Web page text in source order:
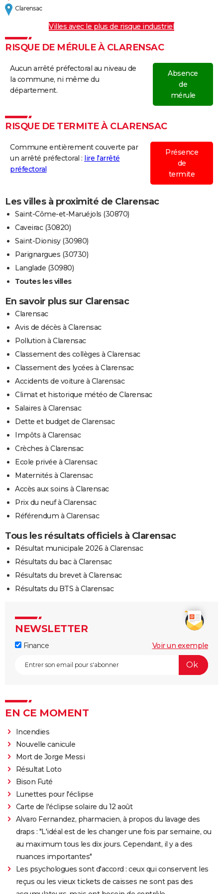
23/08/1978
2 000 0 0
12/08/1978
05/08/1976 1 500 000
Clarensac
Villes avec le plus de risque industriel
RISQUE DE MÉRULE À CLARENSAC
Aucun arrêté préfectoral au niveau de
la commune, ni même du
département.
Absence
de
mérule
RISQUE DE TERMITE À CLARENSAC
Commune entièrement couverte par
un arrêté préfectoral : lire l'arrêté
préfectoral
Présence
de
termite
Les villes à proximité de Clarensac
Saint-Côme-et-Maruéjols (30870)
Caveirac (30820)
Saint-Dionisy (30980)
Parignargues (30730)
Langlade (30980)
Toutes les villes
En savoir plus sur Clarensac
Clarensac
Avis de décès à Clarensac
Pollution à Clarensac
Classement des collèges à Clarensac
Classement des lycées à Clarensac
Accidents de voiture à Clarensac
Climat et historique météo de Clarensac
Salaires à Clarensac
Dette et budget de Clarensac
Impôts à Clarensac
Crèches à Clarensac
Ecole privée à Clarensac
Maternités à Clarensac
Accès aux soins à Clarensac
Prix du neuf à Clarensac
Référendum à Clarensac
Tous les résultats officiels à Clarensac
Résultat municipale 2026 à Clarensac
Résultats du bac à Clarensac
Résultats du brevet à Clarensac
Résultats du BTS à Clarensac
NEWSLETTER
Finance Voir un exemple
EN CE MOMENT
Incendies
Nouvelle canicule
Mort de Jorge Messi
Résultat Loto
Bison Futé
Lunettes pour l'éclipse
Carte de l'éclipse solaire du 12 août
Alvaro Fernandez, pharmacien, à propos du lavage des
draps : "L'idéal est de les changer une fois par semaine, ou
au maximum tous les dix jours. Cependant, il y a des
nuances importantes"
Les psychologues sont d'accord : ceux qui conservent les
reçus ou les vieux tickets de caisses ne sont pas des